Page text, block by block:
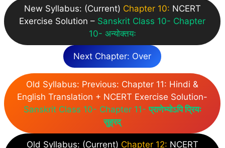
New Syllabus: (Current) Chapter 10: NCERT
Exercise Solution – Sanskrit Class 10- Chapter
10- अन्योक्तयः
Next Chapter: Over
Old Syllabus: Previous: Chapter 11: Hindi &
English Translation + NCERT Exercise Solution-
Sanskrit Class 10- Chapter 11-प्राणेभ्योऽपि प्रियः
सुह्रद्
Old Syllabus: (Current) Chapter 12: NCERT